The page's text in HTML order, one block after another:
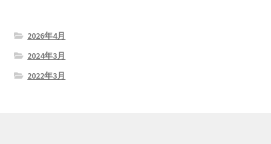
2026年4月
2024年3月
2022年3月